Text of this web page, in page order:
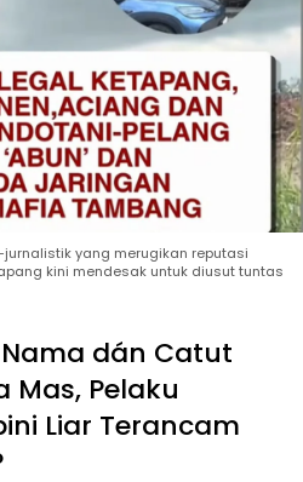
yang merugikan reputasi
kini mendesak untuk diusut tuntas
dán Catut
Mas, Pelaku
Liar Terancam